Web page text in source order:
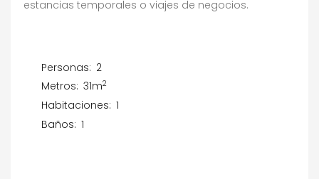
estancias temporales o viajes de negocios.
Personas: 2
Metros: 31m2
Habitaciones: 1
Baños: 1